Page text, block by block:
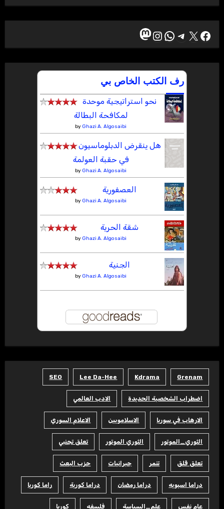
فيسبوك
إكستيليجرام
واتساب
إنستجرام
ماستودون
رف الكتب الخاص بي
نحو استراتيجية موحدة
لمكافحة البطالة
by Ghazi A. Algosaibi
هل ينقرض الدبلوماسيون
في حقبة العولمة
by Ghazi A. Algosaibi
العصفورية
by Ghazi A. Algosaibi
شقة الحرية
by Ghazi A. Algosaibi
الجنية
by Ghazi A. Algosaibi
Grenam
Kdrama
Lee Da-Hee
SEO
اضطراب الشخصية الحديدة الادب العالمي
الارهاب في سوريا الاسلامويين الاعلام السوري
الثوري_الموتور الثوري الموتور تعلق تجنبي
تعلق قلق تنمر جبرانيات حزب البعث
دراما اسيويه دراما رمضان دراما كورية راما كوريا
عام نفس علم_السياسة فلسفه كوريا